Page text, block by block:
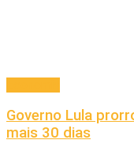
Governo Lula
mais 30 dias